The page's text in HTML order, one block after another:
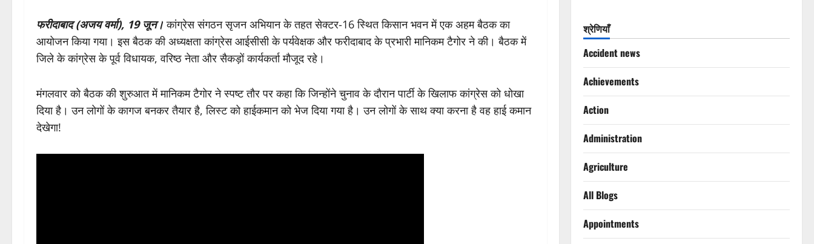
फरीदाबाद (अजय वर्मा), 19 जून। कांग्रेस संगठन सृजन अभियान के तहत सेक्टर-16 स्थित किसान भवन में एक अहम बैठक का
आयोजन किया गया। इस बैठक की अध्यक्षता कांग्रेस आईसीसी के पर्यवेक्षक और फरीदाबाद के प्रभारी मानिकम टैगोर ने की। बैठक में
जिले के कांग्रेस के पूर्व विधायक, वरिष्ठ नेता और सैकड़ों कार्यकर्ता मौजूद रहे।
मंगलवार को बैठक की शुरुआत में मानिकम टैगोर ने स्पष्ट तौर पर कहा कि जिन्होंने चुनाव के दौरान पार्टी के खिलाफ कांग्रेस को धोखा
दिया है। उन लोगों के कागज बनकर तैयार है, लिस्ट को हाईकमान को भेज दिया गया है। उन लोगों के साथ क्या करना है वह हाई कमान
देखेगा!
श्रेणियाँ
Accident news
Achievements
Action
Administration
Agriculture
All Blogs
Appointments